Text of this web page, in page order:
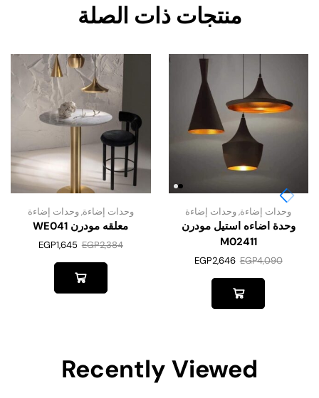
منتجات ذات الصلة
وحدات إضاءة,وحدات إضاءة
وحدة اضاءه استيل مودرن
M02411
EGP4,090
EGP2,646
وحدات إضاءة,وحدات إضاءة
معلقه مودرن WE041
EGP2,384
EGP1,645
Recently Viewed